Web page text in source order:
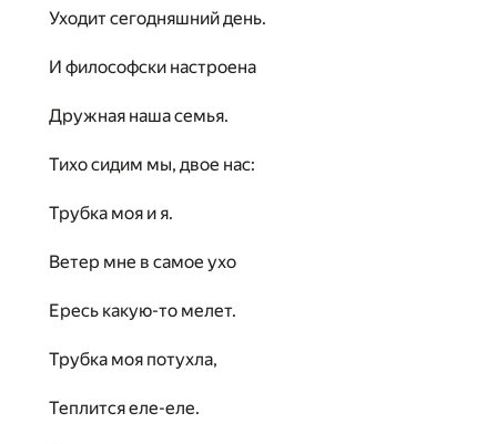
Уходит сегодняшний день.
И философски настроена
Дружная наша семья.
Тихо сидим мы, двое нас:
Трубка моя и я.
Ветер мне в самое ухо
Ересь какую-то мелет.
Трубка моя потухла,
Теплится еле-еле.